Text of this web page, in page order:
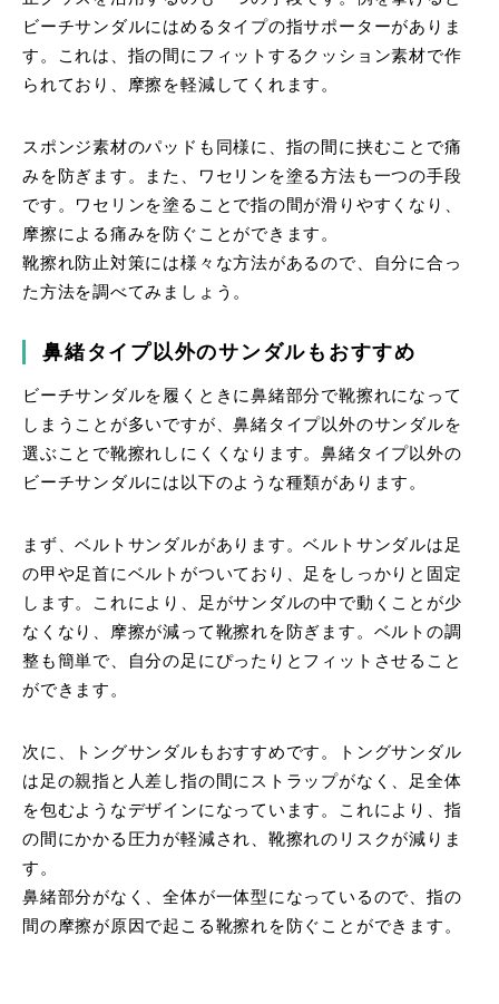
ビーチサンダルにはめるタイプの指サポーターがありま
す。これは、指の間にフィットするクッション素材で作
られており、摩擦を軽減してくれます。
スポンジ素材のパッドも同様に、指の間に挟むことで痛
みを防ぎます。また、ワセリンを塗る方法も一つの手段
です。ワセリンを塗ることで指の間が滑りやすくなり、
摩擦による痛みを防ぐことができます。
靴擦れ防止対策には様々な方法があるので、自分に合っ
た方法を調べてみましょう。
鼻緒タイプ以外のサンダルもおすすめ
ビーチサンダルを履くときに鼻緒部分で靴擦れになって
しまうことが多いですが、鼻緒タイプ以外のサンダルを
選ぶことで靴擦れしにくくなります。鼻緒タイプ以外の
ビーチサンダルには以下のような種類があります。
まず、ベルトサンダルがあります。ベルトサンダルは足
の甲や足首にベルトがついており、足をしっかりと固定
します。これにより、足がサンダルの中で動くことが少
なくなり、摩擦が減って靴擦れを防ぎます。ベルトの調
整も簡単で、自分の足にぴったりとフィットさせること
ができます。
次に、トングサンダルもおすすめです。トングサンダル
は足の親指と人差し指の間にストラップがなく、足全体
を包むようなデザインになっています。これにより、指
の間にかかる圧力が軽減され、靴擦れのリスクが減りま
す。
鼻緒部分がなく、全体が一体型になっているので、指の
間の摩擦が原因で起こる靴擦れを防ぐことができます。